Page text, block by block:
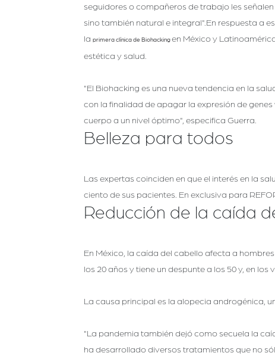
seguidores o compañeros de trabajo les
sino también natural e integral".En respuesta a
laprimera clínica de Biohackingen México y
estética y salud.
"El Biohacking es una nueva tendencia en la
con la finalidad de apagar la expresión de
cuerpo a un nivel óptimo", especifica Guerra.
Belleza para todos
Las expertas coinciden en que el interés en la
ciento de sus pacientes. En exclusiva para
Reducción de la caída
En México, la caída del cabello afecta a
los 20 años y tiene un despunte a los 50 y, en
La causa principal es la alopecia androgénica,
"La pandemia también dejó como secuela la
ha desarrollado diversos tratamientos que no